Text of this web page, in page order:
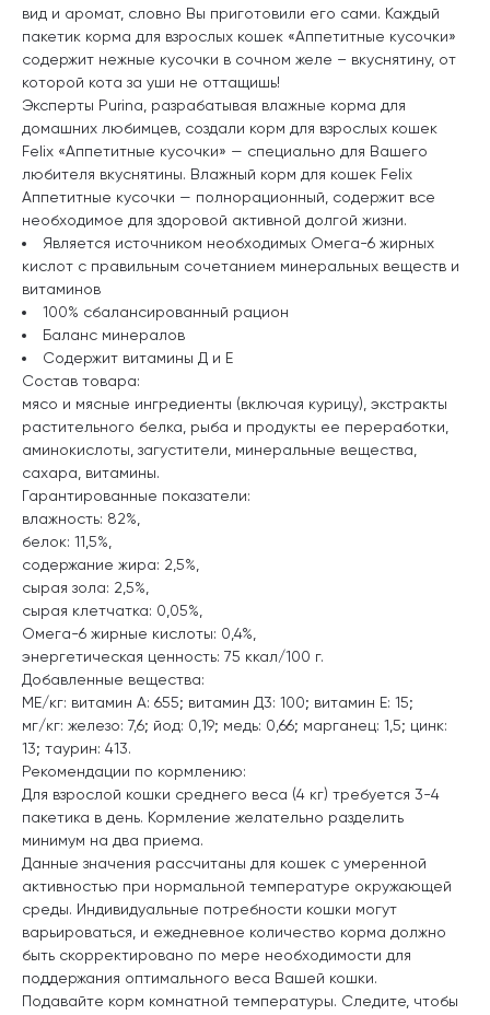
вид и аромат, словно Вы приготовили его сами. Каждый
пакетик корма для взрослых кошек «Аппетитные кусочки»
содержит нежные кусочки в сочном желе – вкуснятину, от
которой кота за уши не оттащишь!
Эксперты Purina, разрабатывая влажные корма для
домашних любимцев, создали корм для взрослых кошек
Felix «Аппетитные кусочки» — специально для Вашего
любителя вкуснятины. Влажный корм для кошек Felix
Аппетитные кусочки — полнорационный, содержит все
необходимое для здоровой активной долгой жизни.
Является источником необходимых Омега-6 жирных
кислот с правильным сочетанием минеральных веществ и
витаминов
100% сбалансированный рацион
Баланс минералов
Содержит витамины Д и Е
Состав товара:
мясо и мясные ингредиенты (включая курицу), экстракты
растительного белка, рыба и продукты ее переработки,
аминокислоты, загустители, минеральные вещества,
сахара, витамины.
Гарантированные показатели:
влажность: 82%,
белок: 11,5%,
содержание жира: 2,5%,
сырая зола: 2,5%,
сырая клетчатка: 0,05%,
Омега-6 жирные кислоты: 0,4%,
энергетическая ценность: 75 ккал/100 г.
Добавленные вещества:
МЕ/кг: витамин А: 655; витамин Д3: 100; витамин E: 15;
мг/кг: железо: 7,6; йод: 0,19; медь: 0,66; марганец: 1,5; цинк:
13; таурин: 413.
Рекомендации по кормлению:
Для взрослой кошки среднего веса (4 кг) требуется 3-4
пакетика в день. Кормление желательно разделить
минимум на два приема.
Данные значения рассчитаны для кошек с умеренной
активностью при нормальной температуре окружающей
среды. Индивидуальные потребности кошки могут
варьироваться, и ежедневное количество корма должно
быть скорректировано по мере необходимости для
поддержания оптимального веса Вашей кошки.
Подавайте корм комнатной температуры. Следите, чтобы